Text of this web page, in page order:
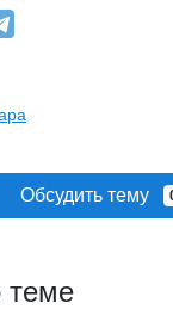
Обсудить тему
теме